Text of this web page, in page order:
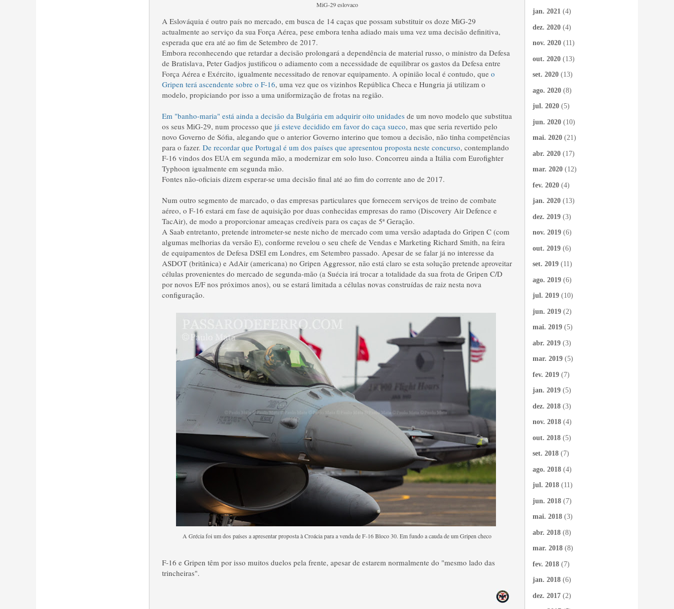
MiG-29 eslovaco
A Eslováquia é outro país no mercado, em busca de 14 caças que possam substituir os doze MiG-29
actualmente ao serviço da sua Força Aérea, pese embora tenha adiado mais uma vez uma decisão definitiva,
esperada que era até ao fim de Setembro de 2017.
Embora reconhecendo que retardar a decisão prolongará a dependência de material russo, o ministro da Defesa
de Bratislava, Peter Gadjos justificou o adiamento com a necessidade de equilibrar os gastos da Defesa entre
Força Aérea e Exército, igualmente necessitado de renovar equipamento. A opinião local é contudo, que o
Gripen terá ascendente sobre o F-16, uma vez que os vizinhos República Checa e Hungria já utilizam o
modelo, propiciando por isso a uma uniformização de frotas na região.
Em "banho-maria" está ainda a decisão da Bulgária em adquirir oito unidades de um novo modelo que substitua
os seus MiG-29, num processo que já esteve decidido em favor do caça sueco, mas que seria revertido pelo
novo Governo de Sófia, alegando que o anterior Governo interino que tomou a decisão, não tinha competências
para o fazer. De recordar que Portugal é um dos países que apresentou proposta neste concurso, contemplando
F-16 vindos dos EUA em segunda mão, a modernizar em solo luso. Concorreu ainda a Itália com Eurofighter
Typhoon igualmente em segunda mão.
Fontes não-oficiais dizem esperar-se uma decisão final até ao fim do corrente ano de 2017.
Num outro segmento de marcado, o das empresas particulares que fornecem serviços de treino de combate
aéreo, o F-16 estará em fase de aquisição por duas conhecidas empresas do ramo (Discovery Air Defence e
TacAir), de modo a proporcionar ameaças credíveis para os caças de 5ª Geração.
A Saab entretanto, pretende intrometer-se neste nicho de mercado com uma versão adaptada do Gripen C (com
algumas melhorias da versão E), conforme revelou o seu chefe de Vendas e Marketing Richard Smith, na feira
de equipamentos de Defesa DSEI em Londres, em Setembro passado. Apesar de se falar já no interesse da
ASDOT (britânica) e AdAir (americana) no Gripen Aggressor, não está claro se esta solução pretende aproveitar
células provenientes do mercado de segunda-mão (a Suécia irá trocar a totalidade da sua frota de Gripen C/D
por novos E/F nos próximos anos), ou se estará limitada a células novas construídas de raiz nesta nova
configuração.
A Grécia foi um dos países a apresentar proposta à Croácia para a venda de F-16 Bloco 30. Em fundo a cauda de um Gripen checo
F-16 e Gripen têm por isso muitos duelos pela frente, apesar de estarem normalmente do "mesmo lado das
trincheiras".
jan. 2021 (4)
dez. 2020 (4)
nov. 2020 (11)
out. 2020 (13)
set. 2020 (13)
ago. 2020 (8)
jul. 2020 (5)
jun. 2020 (10)
mai. 2020 (21)
abr. 2020 (17)
mar. 2020 (12)
fev. 2020 (4)
jan. 2020 (13)
dez. 2019 (3)
nov. 2019 (6)
out. 2019 (6)
set. 2019 (11)
ago. 2019 (6)
jul. 2019 (10)
jun. 2019 (2)
mai. 2019 (5)
abr. 2019 (3)
mar. 2019 (5)
fev. 2019 (7)
jan. 2019 (5)
dez. 2018 (3)
nov. 2018 (4)
out. 2018 (5)
set. 2018 (7)
ago. 2018 (4)
jul. 2018 (11)
jun. 2018 (7)
mai. 2018 (3)
abr. 2018 (8)
mar. 2018 (8)
fev. 2018 (7)
jan. 2018 (6)
dez. 2017 (2)